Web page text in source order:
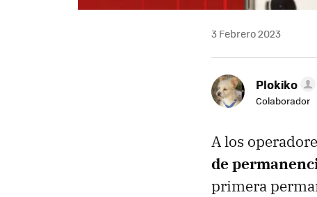
3 Febrero 2023
Plokiko
Colaborador
A los
de
primera